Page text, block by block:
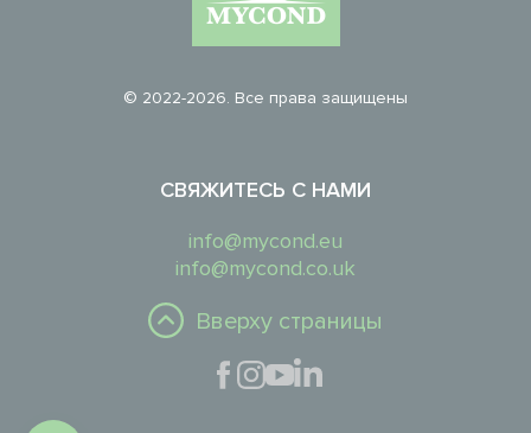
© 2022-2026. Все права защищены
СВЯЖИТЕСЬ С НАМИ
info@mycond.eu
info@mycond.co.uk
Вверху страницы